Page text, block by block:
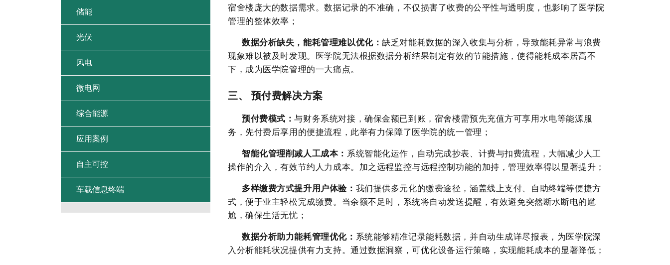
宿舍楼庞大的数据需求。数据记录的不准确，不仅损害了收费的公平性与透明度，也影响了医学院
管理的整体效率；
数据分析缺失，能耗管理难以优化：缺乏对能耗数据的深入收集与分析，导致能耗异常与浪费
现象难以被及时发现。 医学院无法根据数据分析结果制定有效的节能措施，使得能耗成本居高不
下，成为医学院管理的一大痛点。
三、 预付费解决方案
预付费模式：与财务系统对接，确保金额已到账，宿舍楼需预先充值方可享用水电等能源服
务，先付费后享用的便捷流程，此举有力保障了医学院的统一管理 ；
智能化管理削减人工成本： 系统智能化运作，自动完成抄表、计费与扣费流程，大幅减少人工
操作的介入，有效节约人力成本。加之远程监控与远程控制功能的加持，管理效率得以显著提升；
多样缴费方式提升用户体验： 我们提供多元化的缴费途径，涵盖线上支付、自助终端等便捷方
式，便于业主轻松完成缴费。当余额不足时，系统将自动发送提醒，有效避免突然断水断电的尴
尬，确保生活无忧；
数据分析助力能耗管理优化： 系统能够精准记录能耗数据，并自动生成详尽报表，为医学院深
入分析能耗状况提供有力支持。通过数据洞察，可优化设备运行策略，实现能耗成本的显著降低；
储能
光伏
风电
微电网
综合能源
应用案例
自主可控
车载信息终端